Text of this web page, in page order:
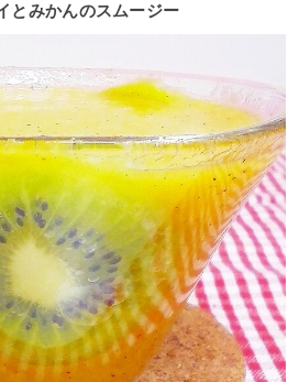
とみかんのスムージー